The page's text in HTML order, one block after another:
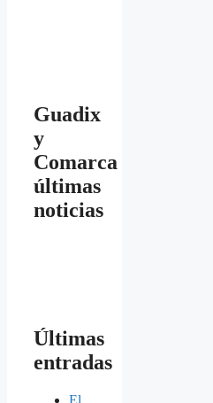
Guadix
y
Comarca
últimas
noticias
Últimas
entradas
El